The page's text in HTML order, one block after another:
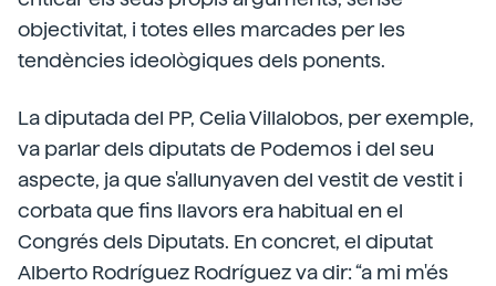
objectivitat, i totes elles marcades per les
tendències ideològiques dels ponents.
La diputada del PP, Celia Villalobos, per exemple,
va parlar dels diputats de Podemos i del seu
aspecte, ja que s'allunyaven del vestit de vestit i
corbata que fins llavors era habitual en el
Congrés dels Diputats. En concret, el diputat
Alberto Rodríguez Rodríguez va dir: “a mi m'és